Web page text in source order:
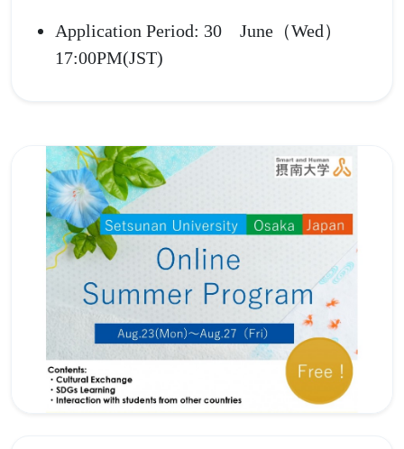
Application Period: 30 June（Wed）
17:00PM(JST)